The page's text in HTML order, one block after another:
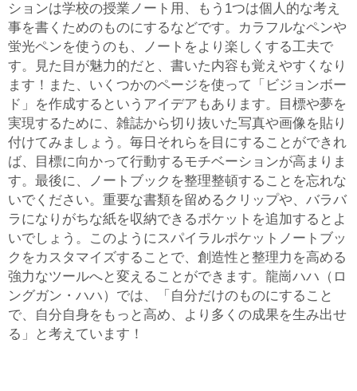
ションは学校の授業ノート用、もう1つは個人的な考え
事を書くためのものにするなどです。カラフルなペンや
蛍光ペンを使うのも、ノートをより楽しくする工夫で
す。見た目が魅力的だと、書いた内容も覚えやすくなり
ます！また、いくつかのページを使って「ビジョンボー
ド」を作成するというアイデアもあります。目標や夢を
実現するために、雑誌から切り抜いた写真や画像を貼り
付けてみましょう。毎日それらを目にすることができれ
ば、目標に向かって行動するモチベーションが高まりま
す。最後に、ノートブックを整理整頓することを忘れな
いでください。重要な書類を留めるクリップや、バラバ
ラになりがちな紙を収納できるポケットを追加するとよ
いでしょう。このようにスパイラルポケットノートブッ
クをカスタマイズすることで、創造性と整理力を高める
強力なツールへと変えることができます。龍崗ハハ（ロ
ングガン・ハハ）では、「自分だけのものにすること
で、自分自身をもっと高め、より多くの成果を生み出せ
る」と考えています！